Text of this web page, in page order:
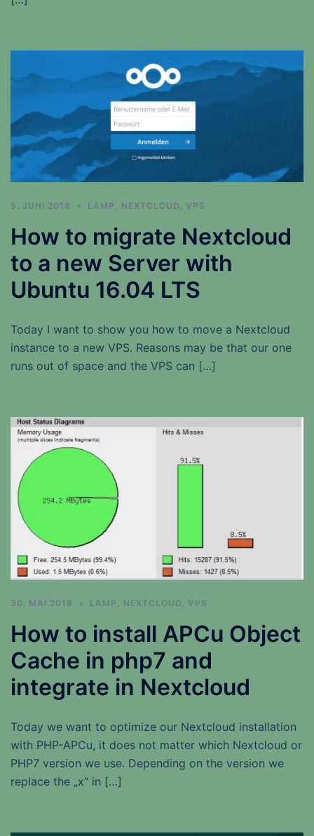
5. JUNI 2018 LAMP NEXTCLOUD VPS
How to migrate Nextcloud
to a new Server with
Ubuntu 16.04 LTS
Today I want to show you how to move a Nextcloud
instance to a new VPS. Reasons may be that our one
runs out of space and the VPS can […]
30. MAI 2018 LAMP , NEXTCLOUD, VPS
How to install APCu Object
Cache in php7 and
integrate in Nextcloud
Today we want to optimize our Nextcloud installation
with PHP-APCu, it does not matter which Nextcloud or
PHP7 version we use. Depending on the version we
replace the „x“ in […]